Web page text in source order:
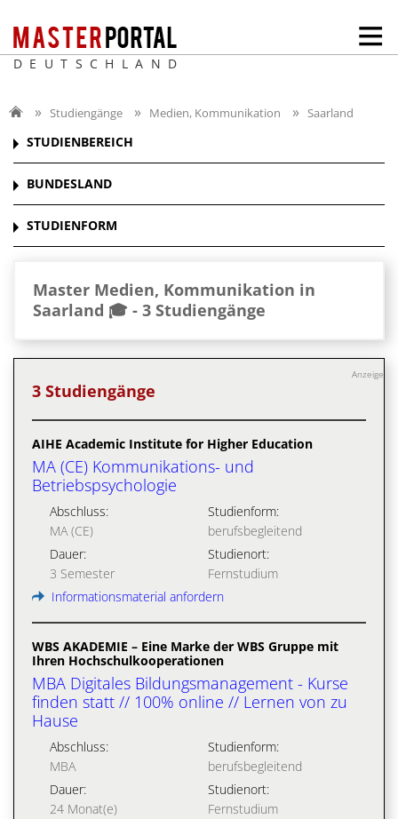
DEUTSCHLAND
Studiengänge Medien, Kommunikation Saarland
STUDIENBEREICH
BUNDESLAND
STUDIENFORM
Master Medien, Kommunikation in
Saarland 🎓 - 3 Studiengänge
Anzeige
3 Studiengänge
AIHE Academic Institute for Higher Education
MA (CE) Kommunikations- und
Betriebspsychologie
Abschluss:
MA (CE)
Studienform:
berufsbegleitend
Dauer:
3 Semester
Studienort:
Fernstudium
Informationsmaterial anfordern
WBS AKADEMIE – Eine Marke der WBS Gruppe mit
Ihren Hochschulkooperationen
MBA Digitales Bildungsmanagement - Kurse
finden statt // 100% online // Lernen von zu
Hause
Abschluss:
MBA
Studienform:
berufsbegleitend
Dauer:
24 Monat(e)
Studienort:
Fernstudium